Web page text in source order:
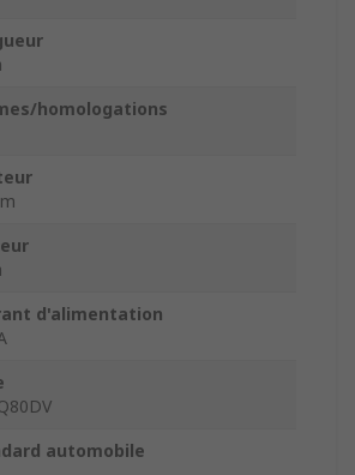
homologations
d'alimentation
automobile